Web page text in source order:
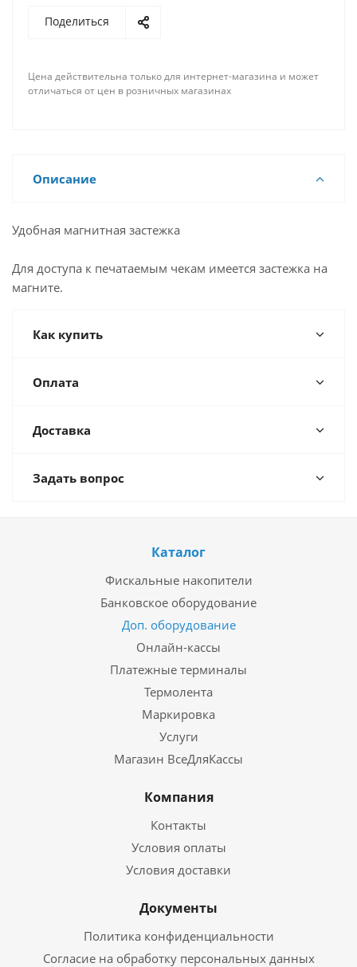
Поделиться
Цена действительна только для интернет-магазина и может
отличаться от цен в розничных магазинах
Описание
Удобная магнитная застежка
Для доступа к печатаемым чекам имеется застежка на
магните.
Как купить
Оплата
Доставка
Задать вопрос
Каталог
Фискальные накопители
Банковское оборудование
Доп. оборудование
Онлайн-кассы
Платежные терминалы
Термолента
Маркировка
Услуги
Магазин ВсеДляКассы
Компания
Контакты
Условия оплаты
Условия доставки
Документы
Политика конфиденциальности
Согласие на обработку персональных данных